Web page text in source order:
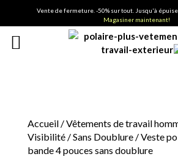
Vente de fermeture. -50% sur tout. Jusqu'à
Magasiner maintenant!
Accueil/Vêtements de travail
Visibilité/Sans Doublure/ Veste
bande 4 pouces sans doublure